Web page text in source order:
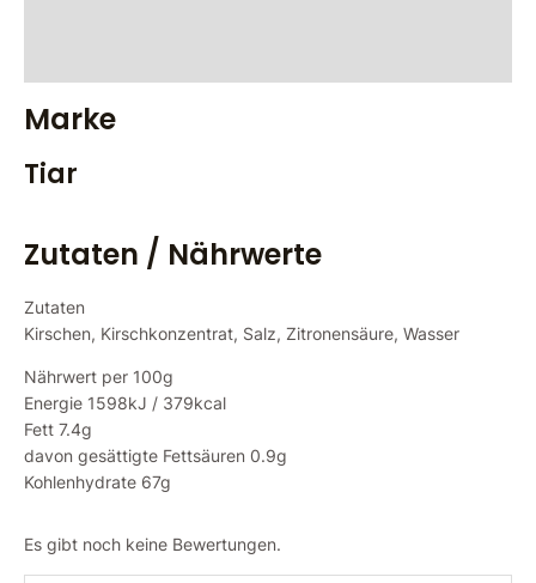
Marke
Tiar
Zutaten / Nährwerte
Zutaten
Kirschen, Kirschkonzentrat, Salz, Zitronensäure, Wasser
Nährwert per 100g
Energie 1598kJ / 379kcal
Fett 7.4g
davon gesättigte Fettsäuren 0.9g
Kohlenhydrate 67g
Es gibt noch keine Bewertungen.